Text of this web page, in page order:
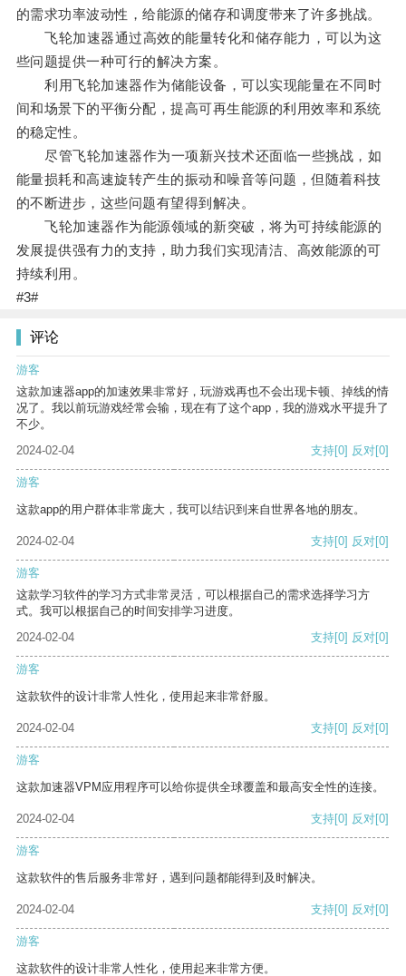
的需求功率波动性，给能源的储存和调度带来了许多挑战。
飞轮加速器通过高效的能量转化和储存能力，可以为这
些问题提供一种可行的解决方案。
利用飞轮加速器作为储能设备，可以实现能量在不同时
间和场景下的平衡分配，提高可再生能源的利用效率和系统
的稳定性。
尽管飞轮加速器作为一项新兴技术还面临一些挑战，如
能量损耗和高速旋转产生的振动和噪音等问题，但随着科技
的不断进步，这些问题有望得到解决。
飞轮加速器作为能源领域的新突破，将为可持续能源的
发展提供强有力的支持，助力我们实现清洁、高效能源的可
持续利用。
#3#
评论
游客
这款加速器app的加速效果非常好，玩游戏再也不会出现卡顿、掉线的情
况了。我以前玩游戏经常会输，现在有了这个app，我的游戏水平提升了
不少。
2024-02-04
支持[0] 反对[0]
游客
这款app的用户群体非常庞大，我可以结识到来自世界各地的朋友。
2024-02-04 支持[0] 反对[0]
游客
这款学习软件的学习方式非常灵活，可以根据自己的需求选择学习方
式。我可以根据自己的时间安排学习进度。
2024-02-04
支持[0] 反对[0]
游客
这款软件的设计非常人性化，使用起来非常舒服。
2024-02-04 支持[0] 反对[0]
游客
这款加速器VPM应用程序可以给你提供全球覆盖和最高安全性的连接。
2024-02-04 支持[0] 反对[0]
游客
这款软件的售后服务非常好，遇到问题都能得到及时解决。
2024-02-04 支持[0] 反对[0]
游客
这款软件的设计非常人性化，使用起来非常方便。